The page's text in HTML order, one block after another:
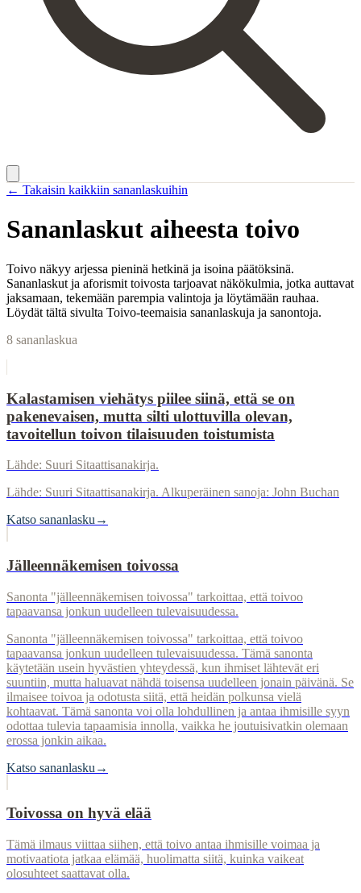
← Takaisin kaikkiin sananlaskuihin
Sananlaskut aiheesta toivo
Toivo näkyy arjessa pieninä hetkinä ja isoina päätöksinä.
Sananlaskut ja aforismit toivosta tarjoavat näkökulmia, jotka auttavat
jaksamaan, tekemään parempia valintoja ja löytämään rauhaa.
Löydät tältä sivulta Toivo-teemaisia sananlaskuja ja sanontoja.
8 sananlaskua
Kalastamisen viehätys piilee siinä, että se on
pakenevaisen, mutta silti ulottuvilla olevan,
tavoitellun toivon tilaisuuden toistumista
Lähde: Suuri Sitaattisanakirja.
Lähde: Suuri Sitaattisanakirja. Alkuperäinen sanoja: John Buchan
Katso sananlasku →
Jälleennäkemisen toivossa
Sanonta "jälleennäkemisen toivossa" tarkoittaa, että toivoo
tapaavansa jonkun uudelleen tulevaisuudessa.
Sanonta "jälleennäkemisen toivossa" tarkoittaa, että toivoo
tapaavansa jonkun uudelleen tulevaisuudessa. Tämä sanonta
käytetään usein hyvästien yhteydessä, kun ihmiset lähtevät eri
suuntiin, mutta haluavat nähdä toisensa uudelleen jonain päivänä. Se
ilmaisee toivoa ja odotusta siitä, että heidän polkunsa vielä
kohtaavat. Tämä sanonta voi olla lohdullinen ja antaa ihmisille syyn
odottaa tulevia tapaamisia innolla, vaikka he joutuisivatkin olemaan
erossa jonkin aikaa.
Katso sananlasku →
Toivossa on hyvä elää
Tämä ilmaus viittaa siihen, että toivo antaa ihmisille voimaa ja
motivaatiota jatkaa elämää, huolimatta siitä, kuinka vaikeat
olosuhteet saattavat olla.